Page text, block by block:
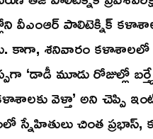
వీఎంఆర్ పాలిటెక్నిక్
కాగా, శనివారం కళాశాలలో
‘డాడీ మూడు రోజుల్లో
వెళ్తా’ అని చెప్పి
స్నేహితులు చింత ప్రభాస్,